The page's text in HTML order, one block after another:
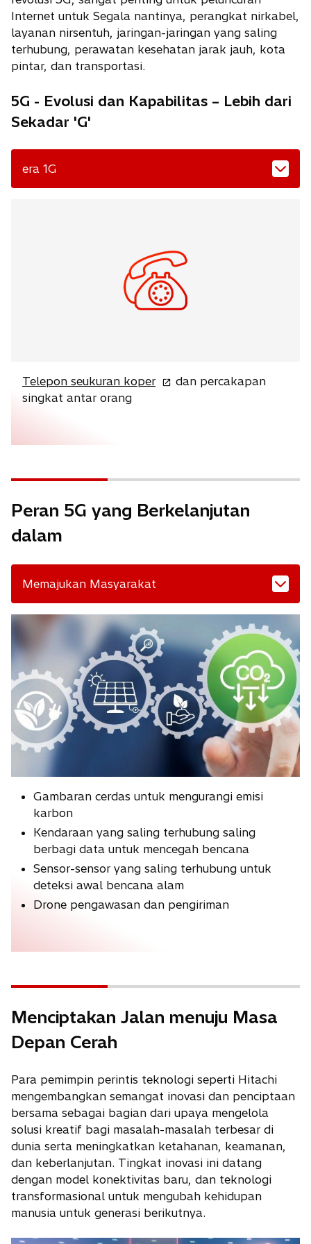
Internet untuk Segala nantinya, perangkat nirkabel,
layanan nirsentuh, jaringan-jaringan yang saling
terhubung, perawatan kesehatan jarak jauh, kota
pintar, dan transportasi.
5G - Evolusi dan Kapabilitas – Lebih dari
Sekadar 'G'
era 1G
Telepon seukuran kopero
n
n
t
a
dan percakapan
singkat antar orang
Peran 5G yang Berkelanjutan
dalam
Memajukan Masyarakat
Gambaran cerdas untuk mengurangi emisi
karbon
Kendaraan yang saling terhubung saling
berbagi data untuk mencegah bencana
Sensor-sensor yang saling terhubung untuk
deteksi awal bencana alam
Drone pengawasan dan pengiriman
Menciptakan Jalan menuju Masa
Depan Cerah
Para pemimpin perintis teknologi seperti Hitachi
mengembangkan semangat inovasi dan penciptaan
bersama sebagai bagian dari upaya mengelola
solusi kreatif bagi masalah-masalah terbesar di
dunia serta meningkatkan ketahanan, keamanan,
dan keberlanjutan. Tingkat inovasi ini datang
dengan model konektivitas baru, dan teknologi
transformasional untuk mengubah kehidupan
manusia untuk generasi berikutnya.